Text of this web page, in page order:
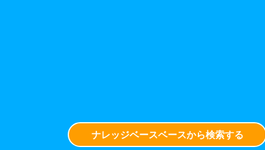
ナレッジベースベースから検索する